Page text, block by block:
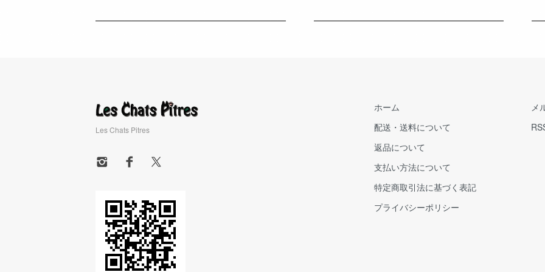
Les Chats Pitres
ホーム
配送・送料について
返品について
支払い方法について
特定商取引法に基づく表記
プライバシーポリシー
メ